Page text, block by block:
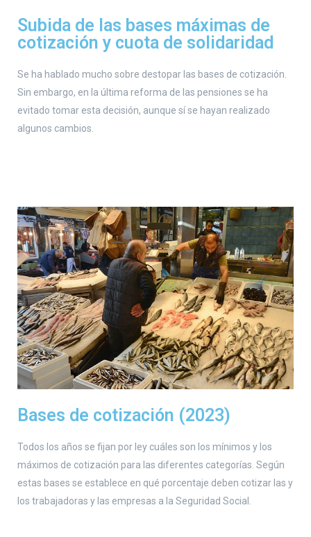
Subida de las bases máximas de
cotización y cuota de solidaridad
Se ha hablado mucho sobre destopar las bases de cotización.
Sin embargo, en la última reforma de las pensiones se ha
evitado tomar esta decisión, aunque sí se hayan realizado
algunos cambios.
Bases de cotización (2023)
Todos los años se fijan por ley cuáles son los mínimos y los
máximos de cotización para las diferentes categorías. Según
estas bases se establece en qué porcentaje deben cotizar las y
los trabajadoras y las empresas a la Seguridad Social.